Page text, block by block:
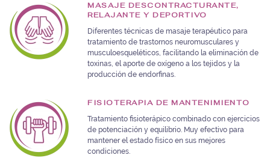
MASAJE DESCONTRACTURANTE,
RELAJANTE Y DEPORTIVO
Diferentes técnicas de masaje terapéutico para
tratamiento de trastornos neuromusculares y
musculoesqueléticos, facilitando la eliminación de
toxinas, el aporte de oxígeno a los tejidos y la
producción de endorfinas.
FISIOTERAPIA DE MANTENIMIENTO
Tratamiento fisioterápico combinado con ejercicios
de potenciación y equilibrio. Muy efectivo para
mantener el estado físico en sus mejores
condiciones.